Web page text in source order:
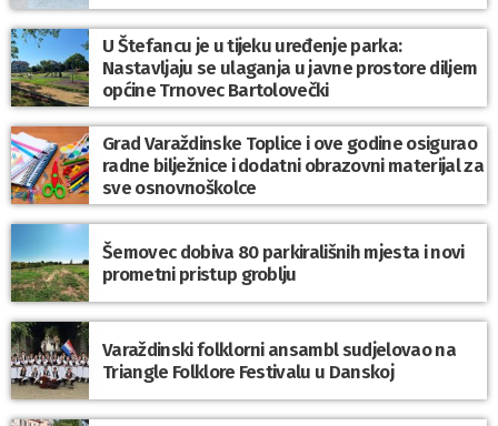
U Štefancu je u tijeku uređenje parka:
Nastavljaju se ulaganja u javne prostore diljem
općine Trnovec Bartolovečki
Grad Varaždinske Toplice i ove godine osigurao
radne bilježnice i dodatni obrazovni materijal za
sve osnovnoškolce
Šemovec dobiva 80 parkirališnih mjesta i novi
prometni pristup groblju
Varaždinski folklorni ansambl sudjelovao na
Triangle Folklore Festivalu u Danskoj